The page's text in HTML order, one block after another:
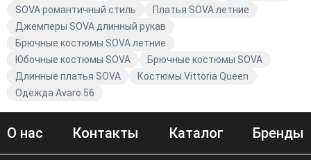
SOVA романтичный стиль
Платья SOVA летние
Джемперы SOVA длинный рукав
Брючные костюмы SOVA летние
Юбочные костюмы SOVA
Брючные костюмы SOVA
Длинные платья SOVA
Костюмы Vittoria Queen
Одежда Avaro 56
О нас Контакты Каталог Бренды